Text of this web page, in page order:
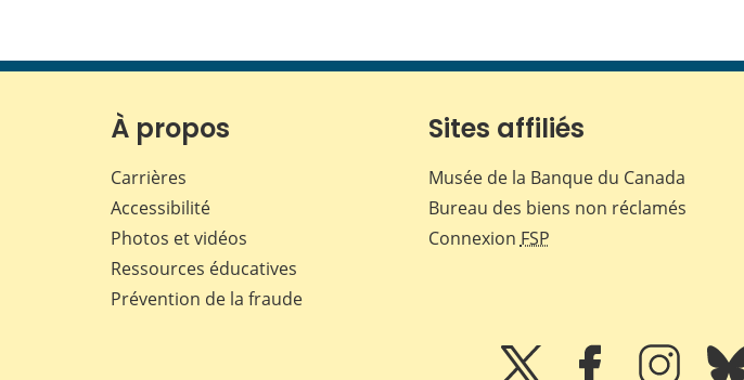
À propos
Carrières
Accessibilité
Photos et vidéos
Ressources éducatives
Prévention de la fraude
Sites affiliés
Musée de la Banque du Canada
Bureau des biens non réclamés
Connexion FSP